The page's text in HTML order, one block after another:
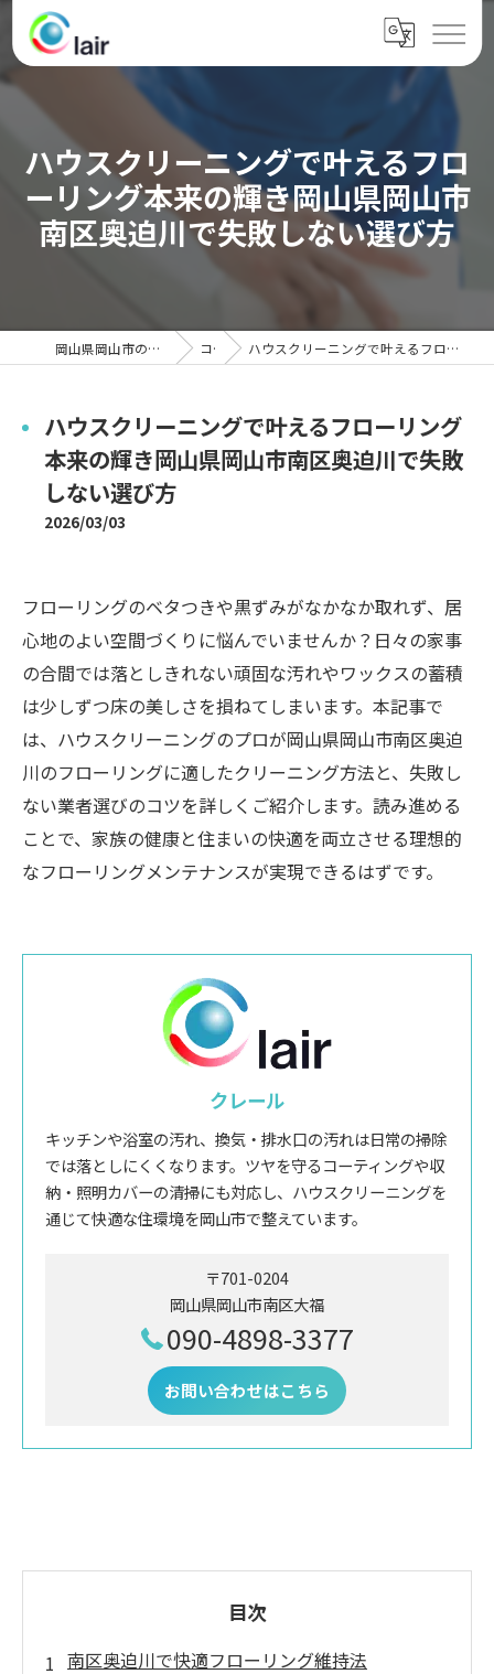
ハウスクリーニングで叶えるフロ
ーリング本来の輝き岡山県岡山市
南区奥迫川で失敗しない選び方
岡山県岡山市のハウスクリーニングならクレール コラム ハウスクリーニングで叶えるフローリング本来の輝き岡山県岡山市南区奥迫川で失敗しない選び方
ハウスクリーニングで叶えるフローリング
本来の輝き岡山県岡山市南区奥迫川で失敗
しない選び方
2026/03/03
フローリングのベタつきや黒ずみがなかなか取れず、居
心地のよい空間づくりに悩んでいませんか？日々の家事
の合間では落としきれない頑固な汚れやワックスの蓄積
は少しずつ床の美しさを損ねてしまいます。本記事で
は、ハウスクリーニングのプロが岡山県岡山市南区奥迫
川のフローリングに適したクリーニング方法と、失敗し
ない業者選びのコツを詳しくご紹介します。読み進める
ことで、家族の健康と住まいの快適を両立させる理想的
なフローリングメンテナンスが実現できるはずです。
クレール
キッチンや浴室の汚れ、換気・排水口の汚れは日常の掃除
では落としにくくなります。ツヤを守るコーティングや収
納・照明カバーの清掃にも対応し、ハウスクリーニングを
通じて快適な住環境を岡山市で整えています。
〒701-0204
岡山県岡山市南区大福
090-4898-3377
お問い合わせはこちら
目次
南区奥迫川で快適フローリング維持法